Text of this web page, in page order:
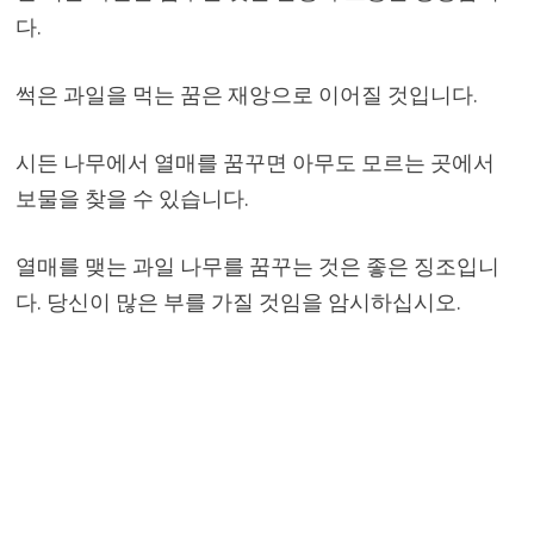
다.
썩은 과일을 먹는 꿈은 재앙으로 이어질 것입니다.
시든 나무에서 열매를 꿈꾸면 아무도 모르는 곳에서
보물을 찾을 수 있습니다.
열매를 맺는 과일 나무를 꿈꾸는 것은 좋은 징조입니
다. 당신이 많은 부를 가질 것임을 암시하십시오.